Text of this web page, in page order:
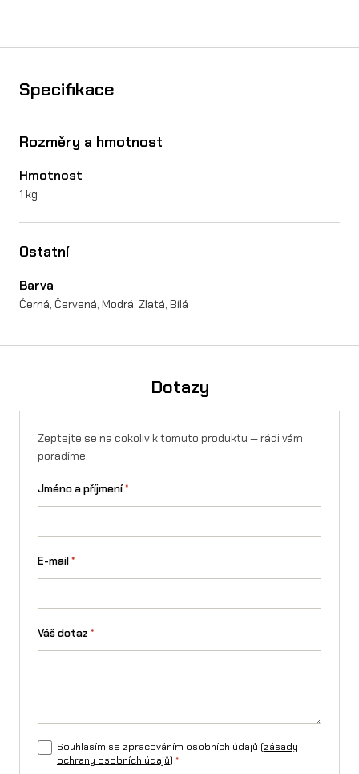
l
s
n
u
r
R
Specifikace
Rozměry a hmotnost
Hmotnost
1 kg
Ostatní
Barva
Černá, Červená, Modrá, Zlatá, Bílá
Dotazy
Zeptejte se na cokoliv k tomuto produktu — rádi vám
poradíme.
Jméno a příjmení*
E-mail*
Váš dotaz *
Souhlasím se zpracováním osobních údajů (zásady
ochrany osobních údajů) *